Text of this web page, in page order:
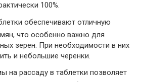
100%.
обеспечивают отличную
что особенно важно для
зерен. При необходимости в них
и небольшие черенки.
на рассаду в таблетки позволяет